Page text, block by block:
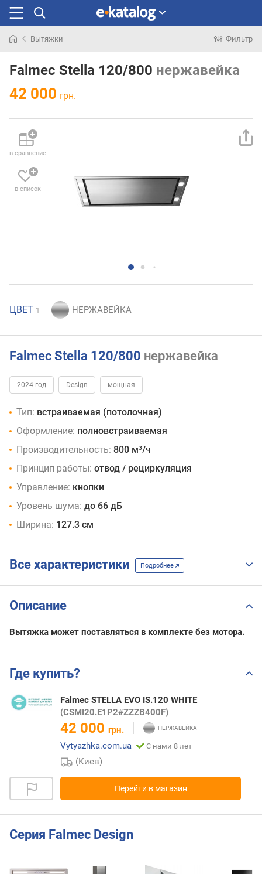
раньше
Вытяжки Фильтр
Falmec Stella 120/800 нержавейка
42 000 грн.
в сравнение
в список
ЦВЕТ 1
Falmec Stella 120/800 нержавейка
2024 год Design мощная
Тип: встраиваемая (потолочная)
Оформление: полновстраиваемая
Производительность: 800 м³/ч
Принцип работы: отвод / рециркуляция
Управление: кнопки
Уровень шума: до 66 дБ
Ширина: 127.3 см
Все характеристики Подробнее
Описание
Вытяжка может поставляться в комплекте без мотора.
Где купить?
Falmec STELLA EVO IS.120 WHITE
(CSMI20.E1P2#ZZZB400F)
42 000 грн.
Vytyazhka.com.ua
С нами 8 лет
(Киев)
Перейти в магазин
Серия Falmec Design